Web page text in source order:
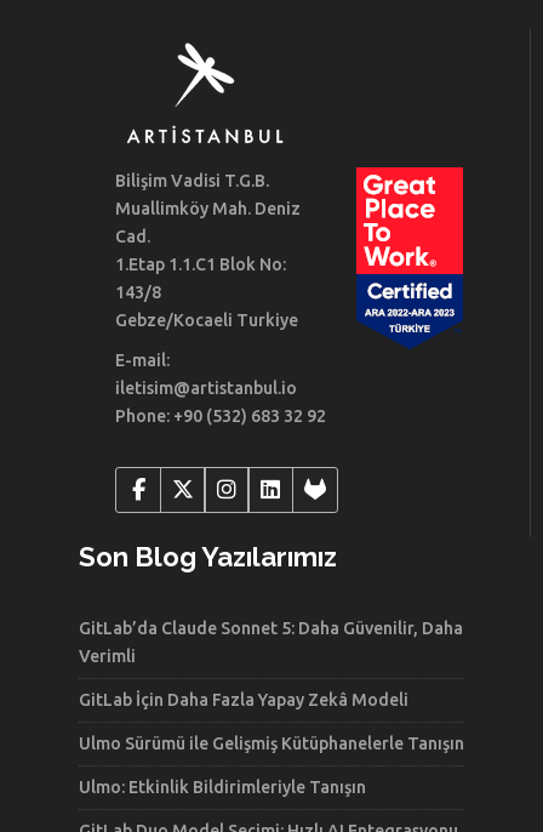
Bilişim Vadisi T.G.B.
Muallimköy Mah. Deniz
Cad.
1.Etap 1.1.C1 Blok No:
143/8
Gebze/Kocaeli Turkiye
E-mail:
iletisim@artistanbul.io
Phone: +90 (532) 683 32 92
Son Blog Yazılarımız
GitLab’da Claude Sonnet 5: Daha Güvenilir, Daha
Verimli
GitLab İçin Daha Fazla Yapay Zekâ Modeli
Ulmo Sürümü ile Gelişmiş Kütüphanelerle Tanışın
Ulmo: Etkinlik Bildirimleriyle Tanışın